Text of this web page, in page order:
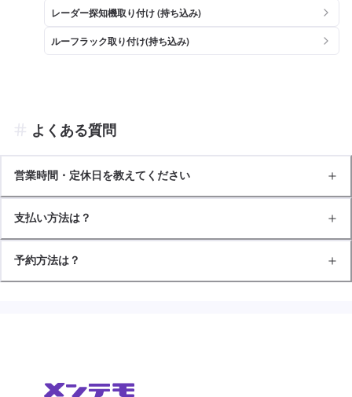
レーダー探知機取り付け (持ち込み)
ルーフラック取り付け(持ち込み)
よくある質問
営業時間・定休日を教えてください
支払い方法は？
予約方法は？